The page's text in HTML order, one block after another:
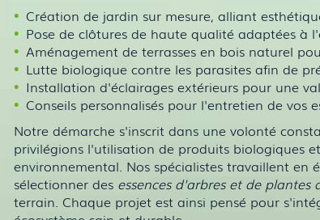
Création de jardin sur mesure, alliant
Pose de clôtures de haute qualité adaptées à
Aménagement de terrasses en bois naturel
Lutte biologique contre les parasites afin de
Installation d'éclairages extérieurs pour une
Conseils personnalisés pour l'entretien de vos
Notre démarche s'inscrit dans une volonté
privilégions l'utilisation de produits biologiques
environnemental. Nos spécialistes travaillent
sélectionner des essences d'arbres et de
terrain. Chaque projet est ainsi pensé pour